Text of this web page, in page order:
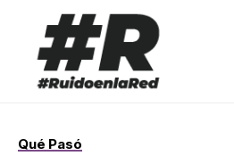
Qué Pasó